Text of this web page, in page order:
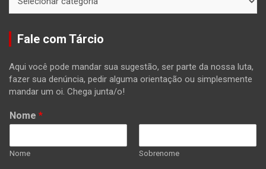
Fale com Tárcio
Aqui você pode mandar sua sugestão, ser parte da nossa luta,
fazer sua denúncia, pedir alguma orientação ou simplesmente
mandar um oi. Chega junta/o!
Nome *
Nome Sobrenome